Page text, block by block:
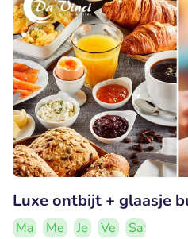
Luxe ontbijt + glaasje
Ma Me Je Ve
Sa